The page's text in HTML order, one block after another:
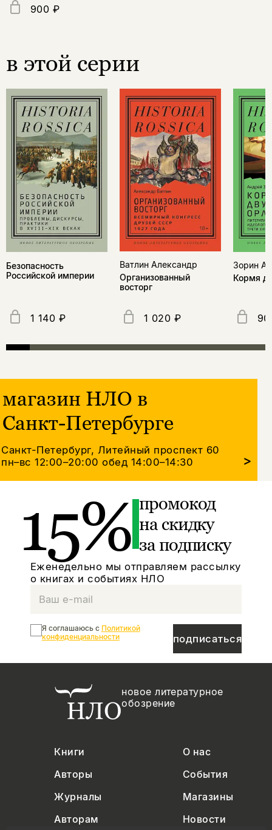
900 ₽
в этой серии
Безопасность
Российской империи
1 140 ₽
Ватлин Александр
Организованный
восторг
1 020 ₽
Зорин
Кормя
магазин НЛО в
Санкт-Петербурге
Санкт-Петербург, Литейный проспект 60
пн–вс 12:00–20:00обед 14:00–14:30 >
15% промокод
на скидку
за подписку
Еженедельно мы отправляем рассылку
о книгах и событиях НЛО
подписаться
Я соглашаюсь с Политикой
конфиденциальности
новое литературное
обозрение
Книги
О нас
Авторы
События
Журналы
Магазины
Авторам
Новости